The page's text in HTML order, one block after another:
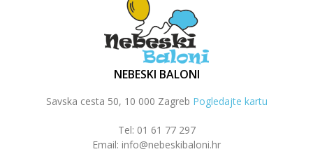
NEBESKI BALONI
Savska cesta 50, 10 000 Zagreb Pogledajte kartu
Tel: 01 61 77 297
Email: info@nebeskibaloni.hr